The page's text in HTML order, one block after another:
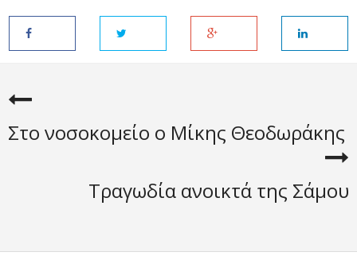
Στο νοσοκομείο ο Μίκης Θεοδωράκης
Τραγωδία ανοικτά της Σάμου